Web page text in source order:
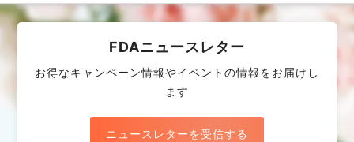
FDAニュースレター
お得なキャンペーン情報やイベントの情報をお届けし
ます
ニュースレターを受信する